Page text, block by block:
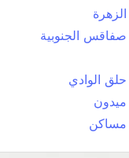
الزهرة
صفاقس الجنوبية
حلق الوادي
ميدون
مساكن